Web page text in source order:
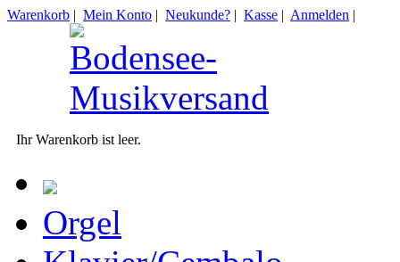
Warenkorb | Mein Konto | Neukunde? | Kasse | Anmelden |
Ihr Warenkorb ist leer.
Orgel